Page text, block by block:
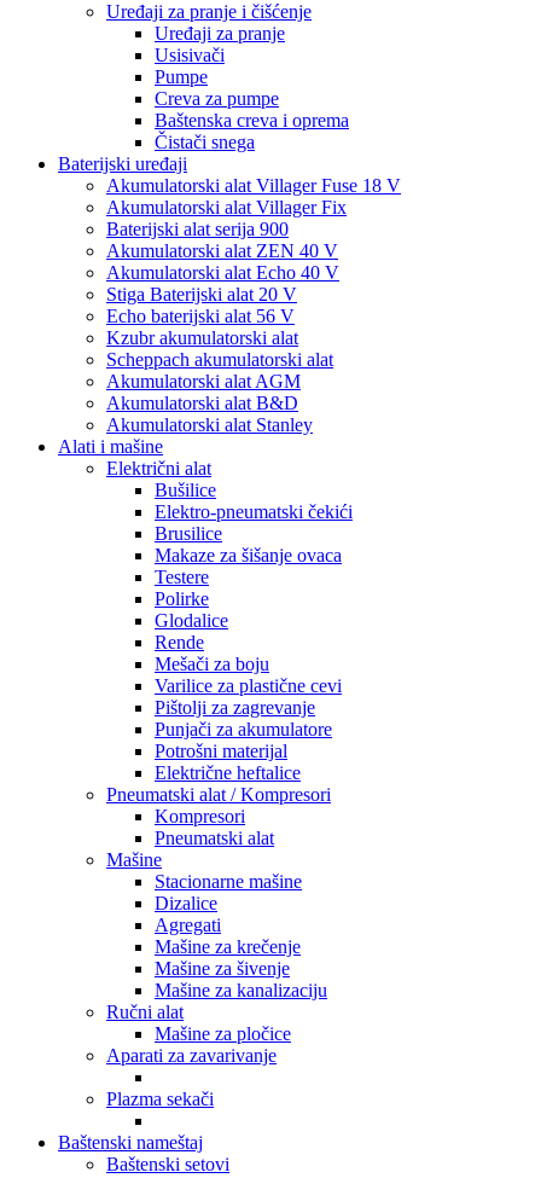
Uređaji za pranje i čišćenje
Uređaji za pranje
Usisivači
Pumpe
Creva za pumpe
Baštenska creva i oprema
Čistači snega
Baterijski uređaji
Akumulatorski alat Villager Fuse 18 V
Akumulatorski alat Villager Fix
Baterijski alat serija 900
Akumulatorski alat ZEN 40 V
Akumulatorski alat Echo 40 V
Stiga Baterijski alat 20 V
Echo baterijski alat 56 V
Kzubr akumulatorski alat
Scheppach akumulatorski alat
Akumulatorski alat AGM
Akumulatorski alat B&D
Akumulatorski alat Stanley
Alati i mašine
Električni alat
Bušilice
Elektro-pneumatski čekići
Brusilice
Makaze za šišanje ovaca
Testere
Polirke
Glodalice
Rende
Mešači za boju
Varilice za plastične cevi
Pištolji za zagrevanje
Punjači za akumulatore
Potrošni materijal
Električne heftalice
Pneumatski alat / Kompresori
Kompresori
Pneumatski alat
Mašine
Stacionarne mašine
Dizalice
Agregati
Mašine za krečenje
Mašine za šivenje
Mašine za kanalizaciju
Ručni alat
Mašine za pločice
Aparati za zavarivanje
Plazma sekači
Baštenski nameštaj
Baštenski setovi